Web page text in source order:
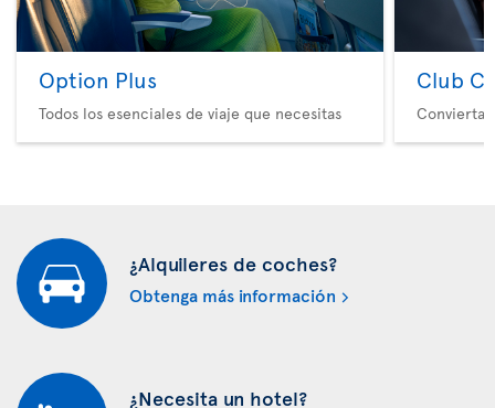
Option Plus
Todos los esenciales de viaje que necesitas
Club
Convierta
¿Alquileres de coches?
Obtenga más información
¿Necesita un hotel?